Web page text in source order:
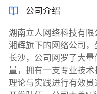
公司介绍
湖南立人网络科技有限
湘辉旗下的网络公司
长沙，公司网罗了大
量，拥有一支专业技
理论与实践进行有效